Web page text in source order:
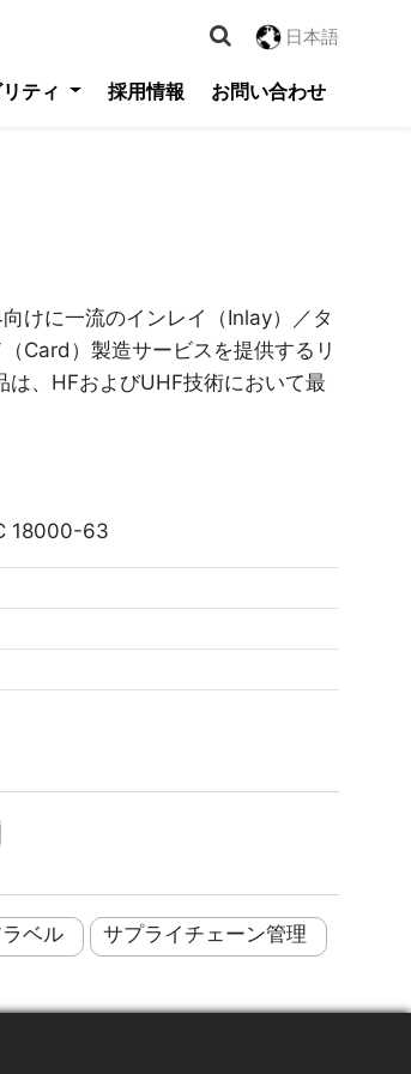
ティ 採用情報 お問い合わせ
日本語
けに一流のインレイ（Inlay）／タ
Card）製造サービスを提供するリ
は、HFおよびUHF技術において最
18000-63
ベル サプライチェーン管理